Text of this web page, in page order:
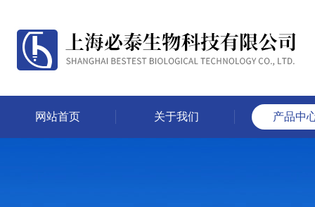
网站首页 关于我们 产品中